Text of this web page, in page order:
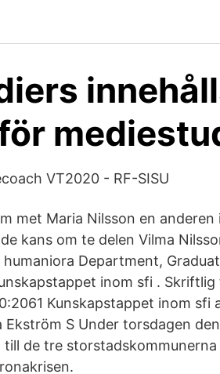
VT2020 - RF-SISU
met Maria Nilsson en
kans om te delen Vilma
Department,
inom sfi .
Kunskapstappet inom sfi
S Under torsdagen
de tre